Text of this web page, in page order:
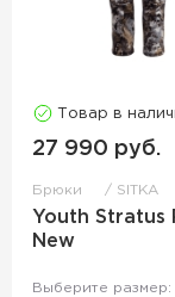
Товар в
27 990 руб.
Брюки SITKA
Youth Stratus
New
Выберите размер: